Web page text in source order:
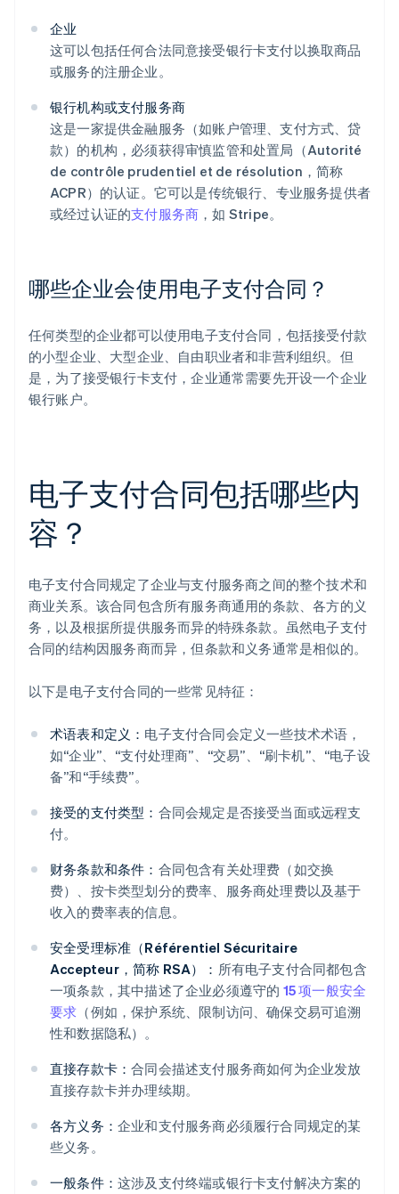
企业
这可以包括任何合法同意接受银行卡支付以换取商品
或服务的注册企业。
银行机构或支付服务商
这是一家提供金融服务（如账户管理、支付方式、贷
款）的机构，必须获得审慎监管和处置局（Autorité
de contrôle prudentiel et de résolution，简称
ACPR）的认证。它可以是传统银行、专业服务提供者
或经过认证的支付服务商 ，如 Stripe。
哪些企业会使用电子支付合同？
任何类型的企业都可以使用电子支付合同，包括接受付款
的小型企业、大型企业、自由职业者和非营利组织。但
是，为了接受银行卡支付，企业通常需要先开设一个企业
银行账户。
电子支付合同包括哪些内
容？
电子支付合同规定了企业与支付服务商之间的整个技术和
商业关系。该合同包含所有服务商通用的条款、各方的义
务，以及根据所提供服务而异的特殊条款。虽然电子支付
合同的结构因服务商而异，但条款和义务通常是相似的。
以下是电子支付合同的一些常见特征：
术语表和定义： 电子支付合同会定义一些技术术语，
如“企业”、“支付处理商”、“交易”、“刷卡机”、“电子设
备”和“手续费”。
接受的支付类型： 合同会规定是否接受当面或远程支
付。
财务条款和条件： 合同包含有关处理费（如交换
费）、按卡类型划分的费率、服务商处理费以及基于
收入的费率表的信息。
安全受理标准（Référentiel Sécuritaire
Accepteur，简称 RSA）： 所有电子支付合同都包含
一项条款，其中描述了企业必须遵守的 15 项一般安全
要求 （例如，保护系统、限制访问、确保交易可追溯
性和数据隐私）。
直接存款卡：合同会描述支付服务商如何为企业发放
直接存款卡并办理续期。
各方义务： 企业和支付服务商必须履行合同规定的某
些义务。
一般条件： 这涉及支付终端或银行卡支付解决方案的